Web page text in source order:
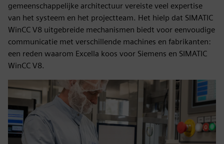
gemeenschappelijke architectuur vereiste veel expertise
van het systeem en het projectteam. Het hielp dat SIMATIC
WinCC V8 uitgebreide mechanismen biedt voor eenvoudige
communicatie met verschillende machines en fabrikanten:
een reden waarom Excella koos voor Siemens en SIMATIC
WinCC V8.